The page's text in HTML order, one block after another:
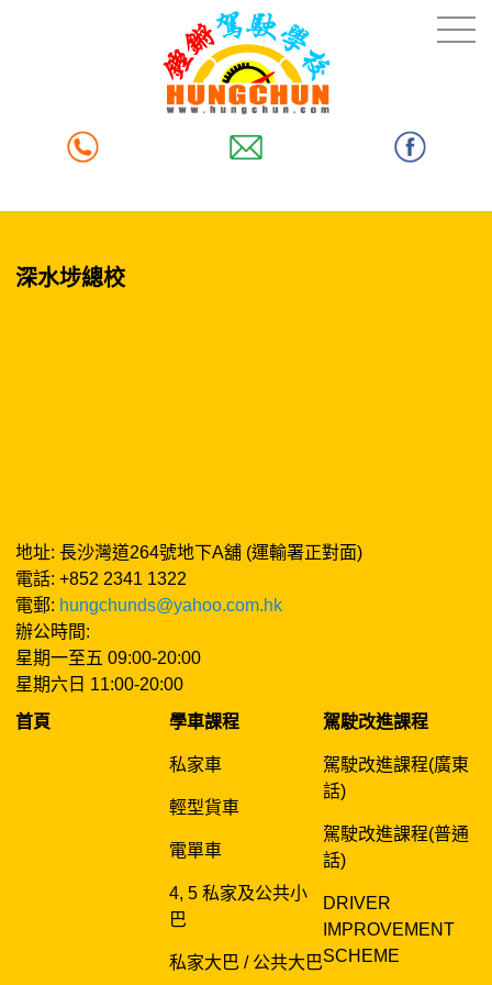
深水埗總校
地址: 長沙灣道264號地下A舖 (運輸署正對面)
電話: +852 2341 1322
電郵: hungchunds@yahoo.com.hk
辦公時間:
星期一至五 09:00-20:00
星期六日 11:00-20:00
首頁
學車課程
私家車
輕型貨車
電單車
4, 5 私家及公共小
巴
私家大巴 / 公共大巴
駕駛改進課程
駕駛改進課程(廣東
話)
駕駛改進課程(普通
話)
DRIVER
IMPROVEMENT
SCHEME